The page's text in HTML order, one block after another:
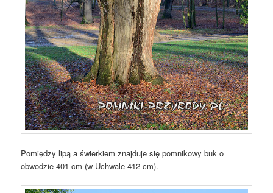
Pomiędzy lipą a świerkiem znajduje się pomnikowy buk o
obwodzie 401 cm (w Uchwale 412 cm).